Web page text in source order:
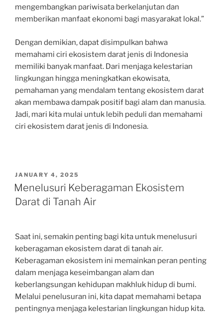
mengembangkan pariwisata berkelanjutan dan
memberikan manfaat ekonomi bagi masyarakat lokal.”
Dengan demikian, dapat disimpulkan bahwa
memahami ciri ekosistem darat jenis di Indonesia
memiliki banyak manfaat. Dari menjaga kelestarian
lingkungan hingga meningkatkan ekowisata,
pemahaman yang mendalam tentang ekosistem darat
akan membawa dampak positif bagi alam dan manusia.
Jadi, mari kita mulai untuk lebih peduli dan memahami
ciri ekosistem darat jenis di Indonesia.
POSTED
ON
JANUARY 4, 2025
Menelusuri Keberagaman Ekosistem
Darat di Tanah Air
Saat ini, semakin penting bagi kita untuk menelusuri
keberagaman ekosistem darat di tanah air.
Keberagaman ekosistem ini memainkan peran penting
dalam menjaga keseimbangan alam dan
keberlangsungan kehidupan makhluk hidup di bumi.
Melalui penelusuran ini, kita dapat memahami betapa
pentingnya menjaga kelestarian lingkungan hidup kita.